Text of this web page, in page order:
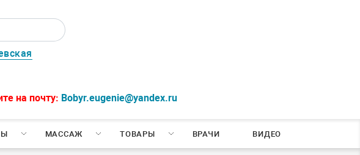
на почту: Bobyr.eugenie@yandex.ru
МАССАЖ ТОВАРЫ ВРАЧИ ВИДЕО